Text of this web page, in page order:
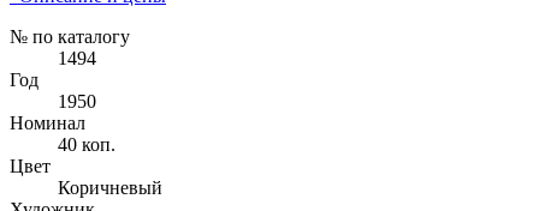
№ по каталогу
1494
Год
1950
Номинал
40 коп.
Цвет
Коричневый